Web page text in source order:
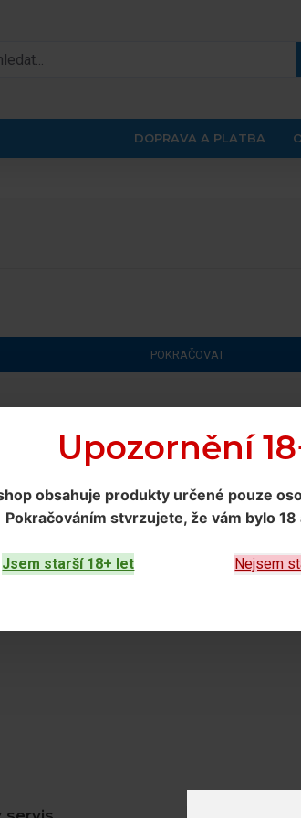
Upozornění
obsahuje produkty určené pouze
Pokračovánímstvrzujete, že vám bylo 18
Jsem starší 18+ let Nejsem
DOPRAVA A PLATBA
POKRAČOVAT